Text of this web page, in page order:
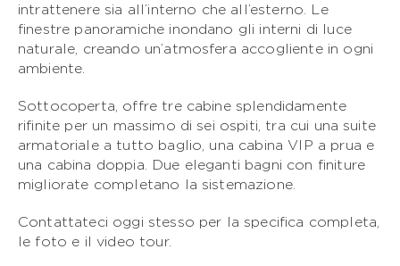
intrattenere sia all’interno che all’esterno. Le
finestre panoramiche inondano gli interni di luce
naturale, creando un’atmosfera accogliente in ogni
ambiente.
Sottocoperta, offre tre cabine splendidamente
rifinite per un massimo di sei ospiti, tra cui una suite
armatoriale a tutto baglio, una cabina VIP a prua e
una cabina doppia. Due eleganti bagni con finiture
migliorate completano la sistemazione.
Contattateci oggi stesso per la specifica completa,
le foto e il video tour.